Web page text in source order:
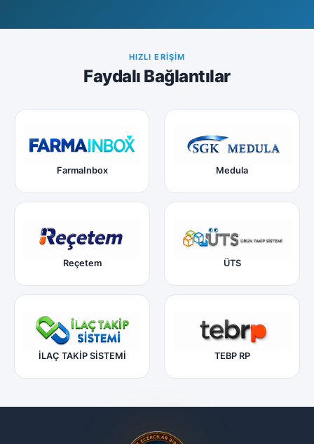
HIZLI ERIŞIM
Faydalı Bağlantılar
FarmaInbox Medula
Reçetem ÜTS
İLAÇ TAKİP SİSTEMİ TEBP RP